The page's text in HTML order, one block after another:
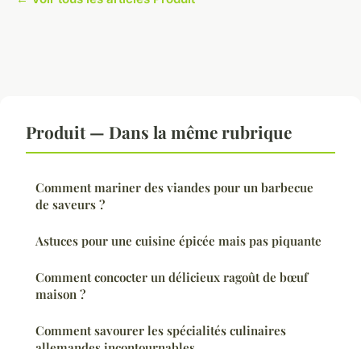
Produit — Dans la même rubrique
Comment mariner des viandes pour un barbecue
de saveurs ?
Astuces pour une cuisine épicée mais pas piquante
Comment concocter un délicieux ragoût de bœuf
maison ?
Comment savourer les spécialités culinaires